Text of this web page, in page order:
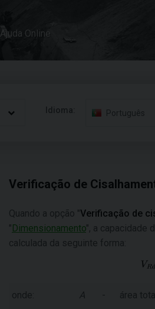
Ajuda Online
Idioma: Português
Verificação de
Quando a opção "Verificação de
"Dimensionamento", a capacidade
calculada da seguinte forma:
onde: A - área